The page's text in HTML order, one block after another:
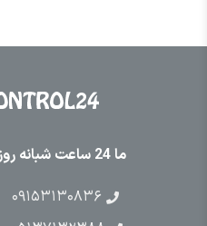
ما 24 ساعت شبانه روز در کنار شما هستیم
۰۹۱۵۳۱۳۰۸۳۶